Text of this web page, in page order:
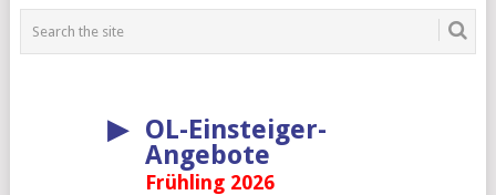
▶
OL-Einsteiger-
Angebote
Frühling 2026